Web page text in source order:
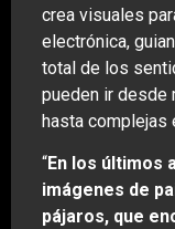
crea visuales
electrónica,
total de los
pueden ir desde
hasta complejas
“En los últimos
imágenes de
pájaros, que